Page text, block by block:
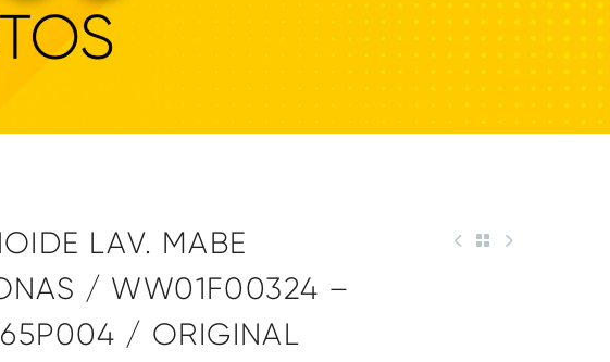
LAV. MABE
/ WW01F00324 –
/ ORIGINAL